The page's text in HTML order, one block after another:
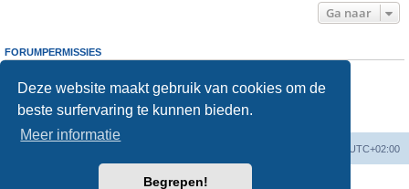
Deze website maakt gebruik van cookies om de
beste surfervaring te kunnen bieden.
Meer informatie
Begrepen!
Ga naar
FORUMPERMISSIES
kunt niet
reageren op onderwerpen in dit forum
kunt nietje eigen berichten wijzigen in dit forum
kunt nietje eigen berichten verwijderen in dit forum
bijlagen plaatsen in dit forum
UTC+02:00
phpBB® Forum Software © phpBB Limited